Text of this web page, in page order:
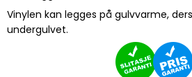
Vinylen kan legges på gulvvarme,
undergulvet.